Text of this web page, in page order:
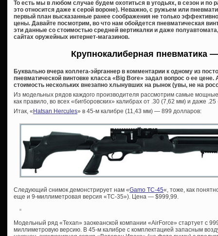
То есть мы в любом случае будем охотиться в угодьях, в сезон и по
это относится даже к серой вороне). Неважно, с ружьем или
первый план высказанные ранее соображения не только
цены. Давайте посмотрим, во что нам обойдется пневматическая
эти данные со стоимостью средней вертикалки и даже
сайтах оружейных интернет-магазинов.
Крупнокалиберная пневматика
Буквально вчера коллега-эйрганнер в комментарии к одному из
пневматической винтовке класса «Big Bore» задал вопрос о ее цене.
стоимость нескольких внезапно хлынувших на рынок (увы, не на
Из модельных рядов каждого производителя рассмотрим самые мощные
как правило, во всех «бигборовских» калибрах от .30 (7,62 мм) и даже
Итак, « Hatsan Hercules» в 45-м калибре (11,43 мм) — 899 долларов:
Следующий снимок демонстрирует нам «Gamo TC-45«, тоже, как
еще и 9-миллиметровая версия «TC-35»). Цена — $999,99.
Модельный ряд «Texan» заокеанской компании «AirForce» стартует с
миллиметровую версию. В 45-м калибре с комплектацией запасным